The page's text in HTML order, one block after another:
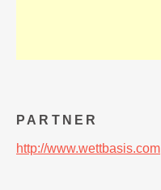
PARTNER
http://www.wettbasis.com